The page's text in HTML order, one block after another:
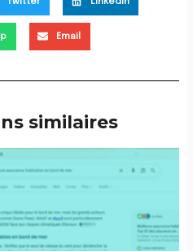
Email
similaires